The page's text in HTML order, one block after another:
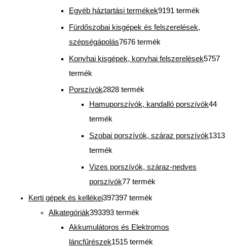
Egyéb háztartási termékek9191 termék
Fürdőszobai kisgépek és felszerelések,
szépségápolás7676 termék
Konyhai kisgépek, konyhai felszerelések5757
termék
Porszívók2828 termék
Hamuporszívók, kandalló porszívók44
termék
Szobai porszívók, száraz porszívók1313
termék
Vizes porszívók, száraz-nedves
porszívók77 termék
Kerti gépek és kellékei397397 termék
Alkategóriák393393 termék
Akkumulátoros és Elektromos
láncfűrészek1515 termék